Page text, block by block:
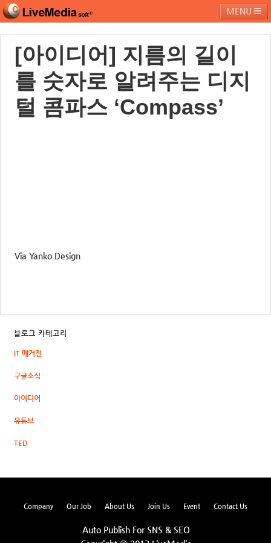
MENU
라이브미디어소프트 제품 및 서비스 블로그 커뮤니티
페밀리 사이트
[아이디어] 지름의 길이
를 숫자로 알려주는 디지
털 콤파스 ‘Compass’
Via Yanko Design
블로그 카테고리
IT 매거진
구글소식
아이디어
유튜브
TED
Company Our Job About Us Join Us Event Contact Us
Auto Publish For SNS & SEO